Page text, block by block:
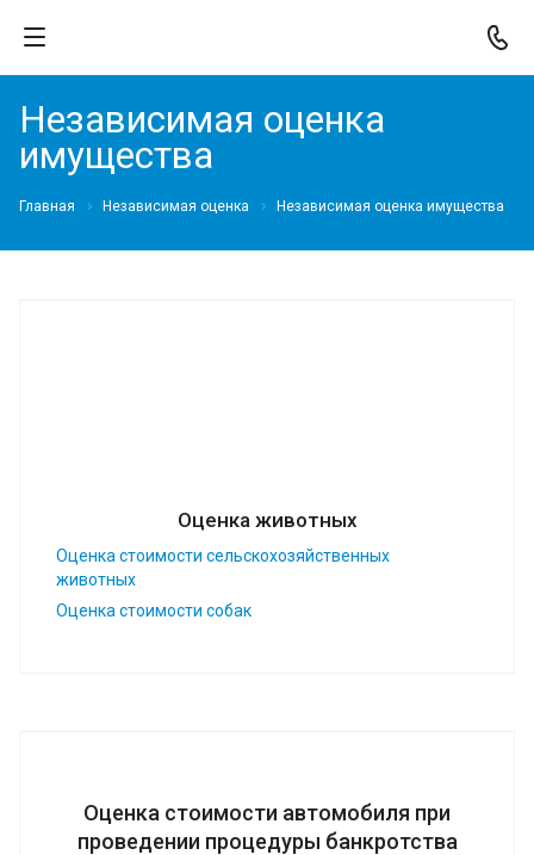
Независимая оценка
имущества
Главная Независимая оценка Независимая оценка имущества
Оценка животных
Оценка стоимости сельскохозяйственных
животных
Оценка стоимости собак
Оценка стоимости автомобиля при
проведении процедуры банкротства